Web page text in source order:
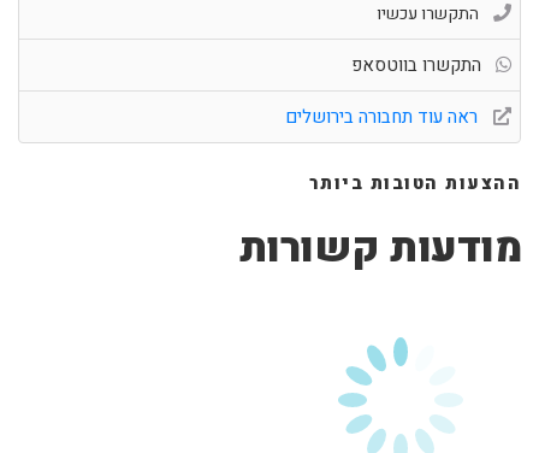
התקשרו עכשיו
התקשרו בווטסאפ
ראה עוד תחבורה בירושלים
ההצעות הטובות ביותר
מודעות קשורות